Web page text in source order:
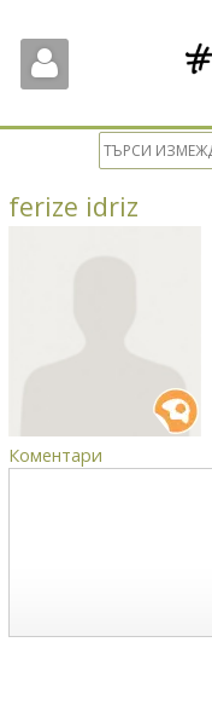
ferize idriz
Коментари